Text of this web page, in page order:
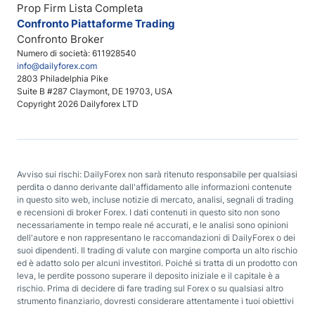
Numero di società: 611928540
info@dailyforex.com
2803 Philadelphia Pike
Suite B #287 Claymont, DE 19703, USA
Copyright 2026 Dailyforex LTD
Prop Firm Lista Completa
Confronto Piattaforme Trading
Confronto Broker
Avviso sui rischi: DailyForex non sarà ritenuto responsabile per qualsiasi
perdita o danno derivante dall'affidamento alle informazioni contenute
in questo sito web, incluse notizie di mercato, analisi, segnali di trading
e recensioni di broker Forex. I dati contenuti in questo sito non sono
necessariamente in tempo reale né accurati, e le analisi sono opinioni
dell'autore e non rappresentano le raccomandazioni di DailyForex o dei
suoi dipendenti. Il trading di valute con margine comporta un alto rischio
ed è adatto solo per alcuni investitori. Poiché si tratta di un prodotto con
leva, le perdite possono superare il deposito iniziale e il capitale è a
rischio. Prima di decidere di fare trading sul Forex o su qualsiasi altro
strumento finanziario, dovresti considerare attentamente i tuoi obiettivi